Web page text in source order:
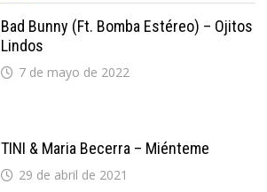
Bad Bunny (ft. Bomba Estéreo) – Ojitos
Lindos
7 de mayo de 2022
TINI & Maria Becerra – Miénteme
29 de abril de 2021